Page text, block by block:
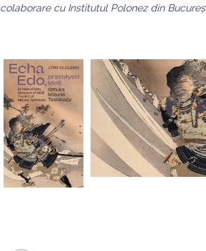
colaborare cu Institutul Polonez din